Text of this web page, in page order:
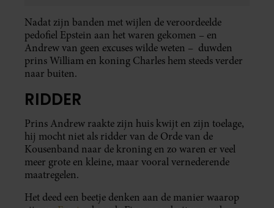
Nadat zijn banden met wijlen de veroordeelde
pedofiel Epstein aan het waren gekomen – en
Andrew van geen excuses wilde weten – duwden
prins William en koning Charles hem steeds verder
naar buiten.
RIDDER
Prins Andrew raakte zijn huis kwijt en zijn toelage,
hij mocht niet als ridder van de Orde van de
Kousenband naar de kroning en zo waren er veel
meer grote en kleine, maar vooral vernederende
maatregelen.
Het deed een beetje denken aan de manier waarop